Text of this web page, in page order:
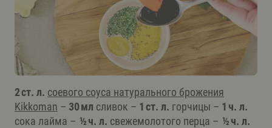
2 ст. л. соевого соуса натурального брожения
Kikkoman – 30 мл сливок – 1 ст. л. горчицы – 1 ч. л.
сока лайма – ½ ч. л. свежемолотого перца – ½ ч. л.